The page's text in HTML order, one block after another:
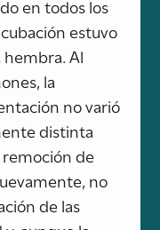
en todos los
estuvo
hembra. Al
la
no varió
distinta
de
no
de las